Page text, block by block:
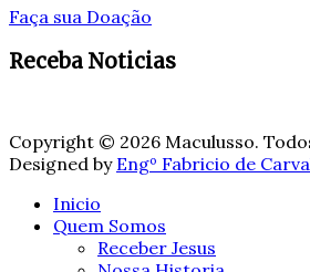
Faça sua Doação
Receba Noticias
Copyright © 2026 Maculusso.
Designed by Engº Fabricio de
Inicio
Quem Somos
Receber Jesus